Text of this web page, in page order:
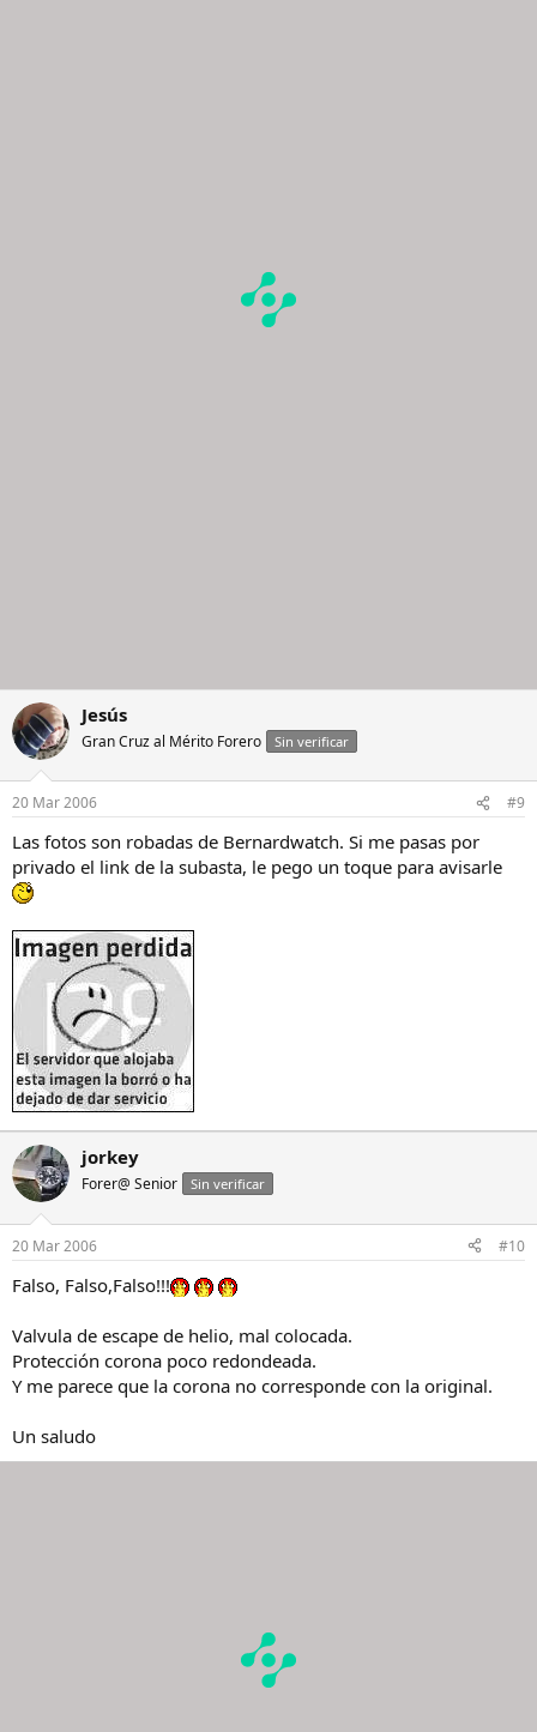
Jesús
Gran Cruz al Mérito Forero Sin verificar
20 Mar 2006 #9
Las fotos son robadas de Bernardwatch. Si me pasas por
privado el link de la subasta, le pego un toque para avisarle
jorkey
Forer@ Senior Sin verificar
20 Mar 2006 #10
Falso, Falso,Falso!!!
Valvula de escape de helio, mal colocada.
Protección corona poco redondeada.
Y me parece que la corona no corresponde con la original.
Un saludo